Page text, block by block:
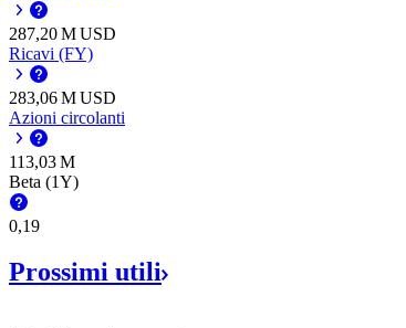
‪287,20 M‬USD
Ricavi (FY)
‪283,06 M‬USD
Azioni circolanti
‪113,03 M‬
Beta (1Y)
0,19
Prossimi utili